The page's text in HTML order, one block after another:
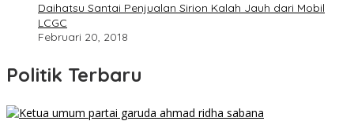
Daihatsu Santai Penjualan Sirion Kalah Jauh dari Mobil
LCGC
Februari 20, 2018
Politik Terbaru